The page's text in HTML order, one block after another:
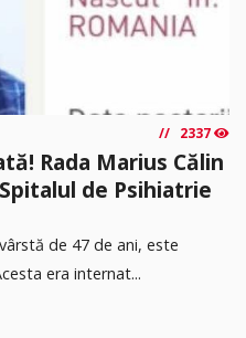
2337
Rada Marius Călin
de Psihiatrie
de 47 de ani, este
era internat...